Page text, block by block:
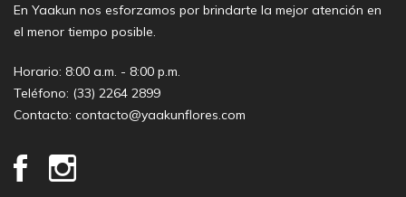
En Yaakun nos esforzamos por brindarte la mejor atención en
el menor tiempo posible.
Horario: 8:00 a.m. - 8:00 p.m.
Teléfono: (33) 2264 2899
Contacto: contacto@yaakunflores.com